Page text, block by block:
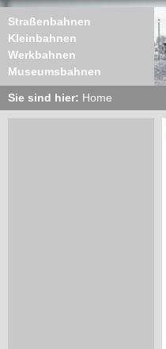
Straßenbahnen
Kleinbahnen
Werkbahnen
Museumsbahnen
Sie sind hier: Home